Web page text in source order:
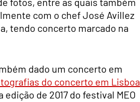
com o chef José Avillez
tendo concerto marcado na
dado um concerto em
do concerto em Lisboa
de 2017 do festival MEO